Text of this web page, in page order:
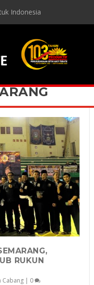
Indonesia
RUKUN
Cabang | 0